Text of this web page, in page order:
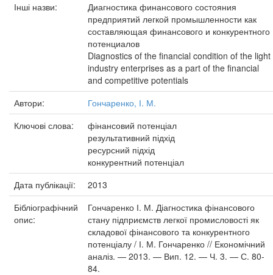
Інші назви:
Диагностика финансового состояния
предприятий легкой промышленности как
составляющая финансового и конкурентного
потенциалов
Diagnostics of the financial condition of the light
industry enterprises as a part of the financial
and competitive potentials
Автори:
Гончаренко, І. М.
Ключові слова:
фінансовий потенціал
результативний підхід
ресурсний підхід
конкурентний потенціал
Дата публікації:
2013
Бібліографічний
опис:
Гончаренко І. М. Діагностика фінансового
стану підприємств легкої промисловості як
складової фінансового та конкурентного
потенціалу / І. М. Гончаренко // Економічний
аналіз. — 2013. — Вип. 12. — Ч. 3. — С. 80-
84.